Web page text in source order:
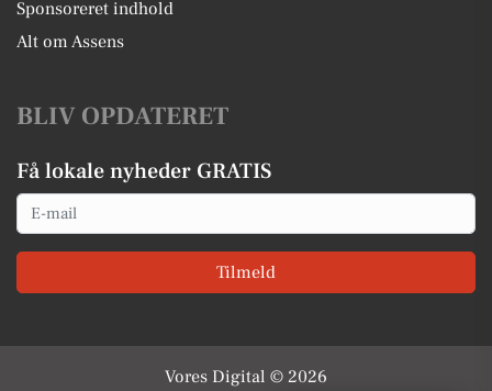
Sponsoreret indhold
Alt om Assens
BLIV OPDATERET
Få lokale nyheder GRATIS
Email
Tilmeld
Vores Digital © 2026